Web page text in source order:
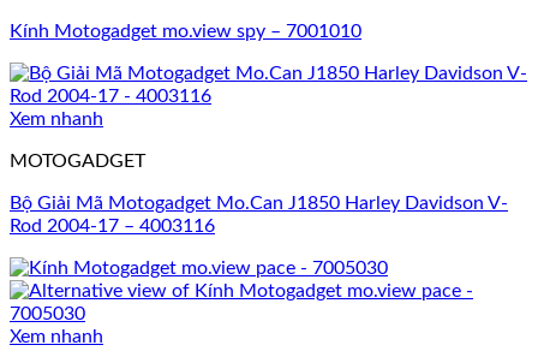
Kính Motogadget mo.view spy – 7001010
Xem nhanh
MOTOGADGET
Bộ Giải Mã Motogadget Mo.Can J1850 Harley Davidson V-
Rod 2004-17 – 4003116
Xem nhanh